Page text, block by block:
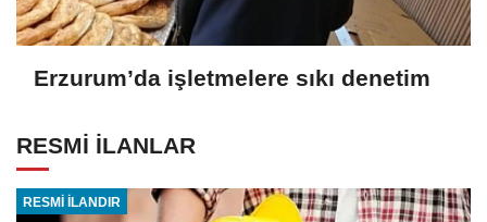
Erzurum’da işletmelere sıkı denetim
RESMİ İLANLAR
RESMİ İLANDIR